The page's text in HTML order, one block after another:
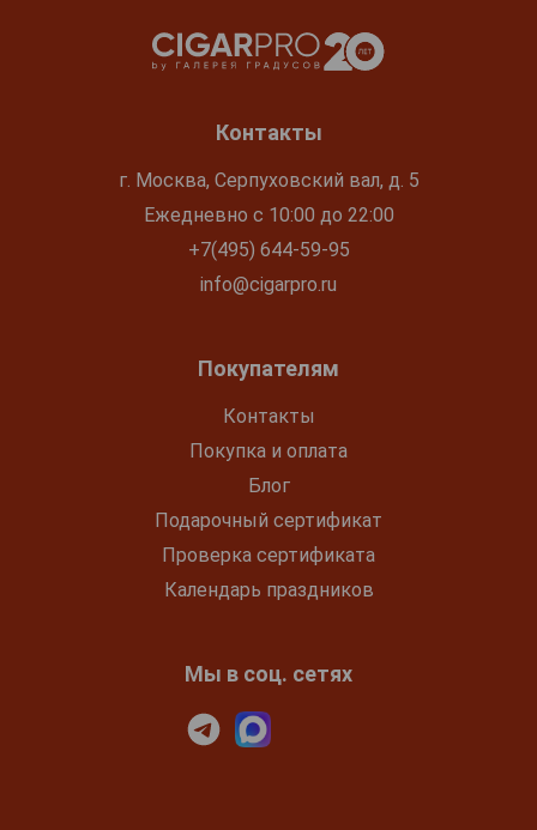
Контакты
г. Москва, Серпуховский вал, д. 5
Ежедневно с 10:00 до 22:00
+7(495) 644-59-95
info@cigarpro.ru
Покупателям
Контакты
Покупка и оплата
Блог
Подарочный сертификат
Проверка сертификата
Календарь праздников
Мы в соц. сетях